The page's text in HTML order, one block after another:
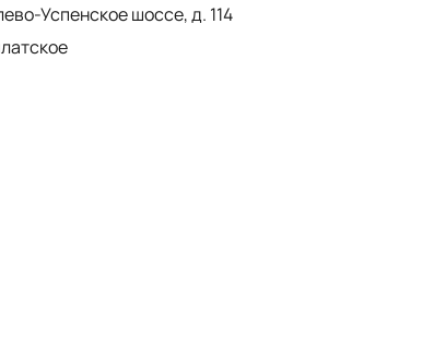
Успенское шоссе, д. 114